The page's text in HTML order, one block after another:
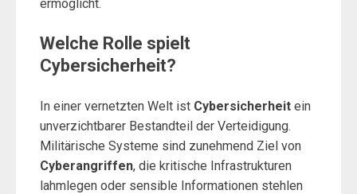
ermöglicht.
Welche Rolle spielt
Cybersicherheit?
In einer vernetzten Welt ist Cybersicherheit ein
unverzichtbarer Bestandteil der Verteidigung.
Militärische Systeme sind zunehmend Ziel von
Cyberangriffen, die kritische Infrastrukturen
lahmlegen oder sensible Informationen stehlen